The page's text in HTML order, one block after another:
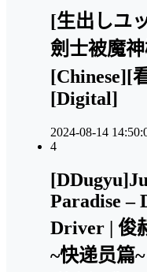
[生出しユ
劍士被魔
[Chinese][
[Digital]
2024-08-14
4
Paradise –
Driver | 俊
~快递员篇